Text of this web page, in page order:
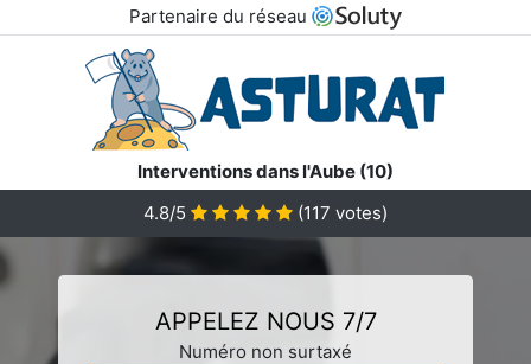
Partenaire du réseau
Interventions dans l'Aube (10)
4.8/5
(117 votes)
APPELEZ NOUS 7/7
Numéro non surtaxé